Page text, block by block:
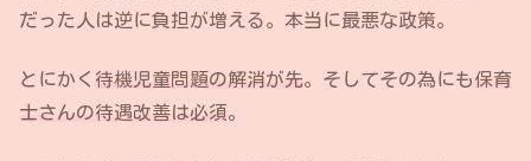
だった人は逆に負担が増える。本当に最悪な政策。
とにかく 待機児童問題の解消が先。そしてその為にも保育
士さんの待遇改善は必須。